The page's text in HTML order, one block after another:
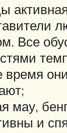
Все
время они
мау,
и